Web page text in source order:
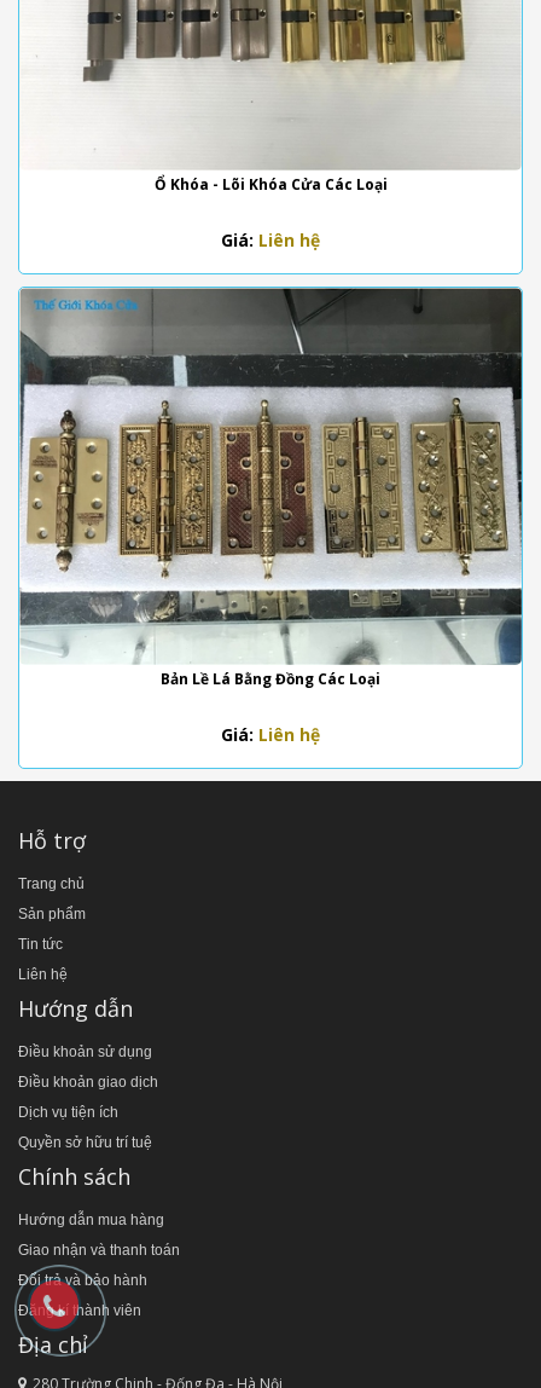
Ổ Khóa - Lõi Khóa Cửa Các Loại
Giá: Liên hệ
Bản Lề Lá Bằng Đồng Các Loại
Giá: Liên hệ
Hỗ trợ
Trang chủ
Sản phẩm
Tin tức
Liên hệ
Hướng dẫn
Điều khoản sử dụng
Điều khoản giao dịch
Dịch vụ tiện ích
Quyền sở hữu trí tuệ
Chính sách
Hướng dẫn mua hàng
Giao nhận và thanh toán
Đổi trả và bảo hành
Đăng kí thành viên
Địa chỉ